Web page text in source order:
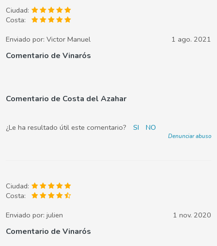
Ciudad:
Costa:
Enviado por: Victor Manuel 1 ago. 2021
Comentario de Vinarós
Comentario de Costa del Azahar
¿Le ha resultado útil este comentario? SI NO
Denunciar abuso
Ciudad:
Costa:
Enviado por: julien 1 nov. 2020
Comentario de Vinarós